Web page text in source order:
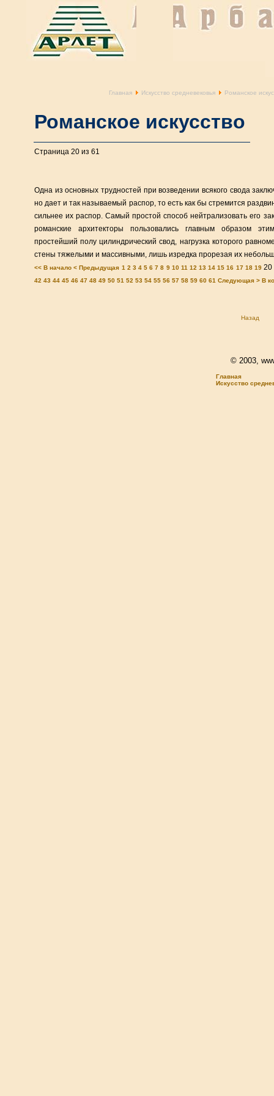
Главная Искусство средневековья Романское
Романское искусство
Страница 20 из 61
Одна из основных трудностей при возведении всякого свода
но дает и так называемый распор, то есть как бы стремится
сильнее их распор. Самый простой способ нейтрализовать его
романские архитекторы пользовались главным образом
простейший полу цилиндрический свод, нагрузка которого
стены тяжелыми и массивными, лишь изредка прорезая их
<< В начало < Предыдущая 1 2 3 4 5 6 7 8 9 10 11 12 13 14 15 16 17 18 19 20
42 43 44 45 46 47 48 49 50 51 52 53 54 55 56 57 58 59 60 61 Следующая > В
Назад
© 2003,
Главная
Искусство